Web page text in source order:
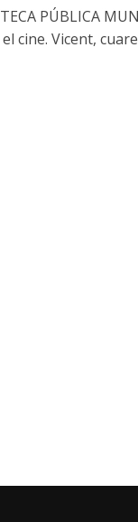
PÚBLICA
cine. Vicent,